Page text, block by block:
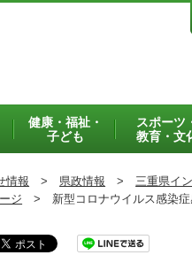
健康・福祉・
子ども
スポーツ
教育・文
情報 > 県政情報 > 三重県イ
ジ > 新型コロナウイルス感染